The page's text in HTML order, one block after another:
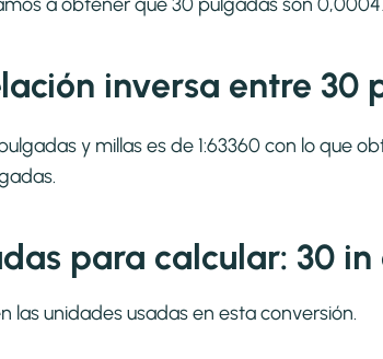
inversa entre 30
y millas es de 1:63360 con lo que
para calcular: 30 in
las unidades usadas en esta conversión.